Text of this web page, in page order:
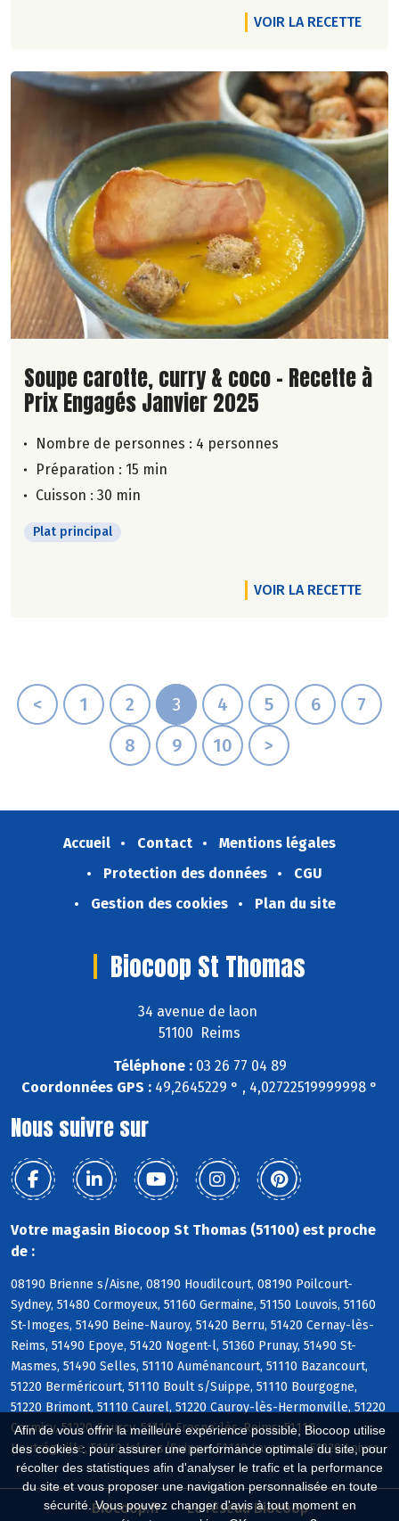
Afin de vous offrir la meilleure expérience possible, Biocoop utilise
des cookies : pour assurer une performance optimale du site, pour
récolter des statistiques afin d'analyser le trafic et la performance
du site et vous proposer une navigation personnalisée en toute
sécurité. Vous pouvez changer d'avis à tout moment en
VOIR LA RECETTE
Lire la suite de la recette
Soupe carotte, curry & coco - Recette à
Prix Engagés Janvier 2025
Nombre de personnes : 4 personnes
Préparation : 15 min
Cuisson : 30 min
Plat principal
VOIR LA RECETTE
< 1 2 3 4 5 6
7
8
9 10 >
Accueil Contact
Mentions légales
Protection des données
CGU
Gestion des cookies
Plan du site
Biocoop St Thomas
34 avenue de laon
51100 Reims
Téléphone :03 26 77 04 89
Coordonnées GPS : 49,2645229 ° , 4,02722519999998 °
Nous suivre sur
Votre magasin Biocoop St Thomas (51100) est proche
de :
08190 Brienne s/Aisne, 08190 Houdilcourt, 08190 Poilcourt-
Sydney, 51480 Cormoyeux, 51160 Germaine, 51150 Louvois, 51160
St-Imoges, 51490 Beine-Nauroy, 51420 Berru, 51420 Cernay-lès-
Reims, 51490 Epoye, 51420 Nogent-l, 51360 Prunay, 51490 St-
Masmes, 51490 Selles, 51110 Auménancourt, 51110 Bazancourt,
51220 Berméricourt, 51110 Boult s/Suippe, 51110 Bourgogne,
51220 Brimont, 51110 Caurel, 51220 Cauroy-lès-Hermonville, 51220
Cormicy, 51220 Courcy, 51110 Fresne-lès-Reims, 51110
Heutrégiville, 51110 Isles s/Suippe, 51110 Lavannes, 51220 Loivre
Biocoop.fr Le réseau Biocoop